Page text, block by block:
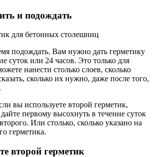
и подождать
подождать. Вам нужно дать герметику
суток или 24 часов. Это только для
нанести столько слоев, сколько
сколько их нужно, даже после того,
вы используете второй герметик,
первому высохнуть в течение суток
Или столько, сколько указано на
герметика.
второй герметик